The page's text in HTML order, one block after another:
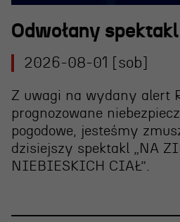
Odwołany
2026-08-01 [sob]
Z uwagi na wydany alert
prognozowane
pogodowe, jesteśmy
dzisiejszy spektakl „NA
NIEBIESKICH CIAŁ”.